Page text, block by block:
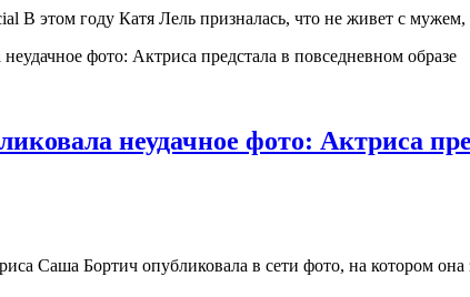
В этом году Катя Лель призналась, что не живет с
неудачное фото: Актриса
Саша Бортич опубликовала в сети фото, на котором